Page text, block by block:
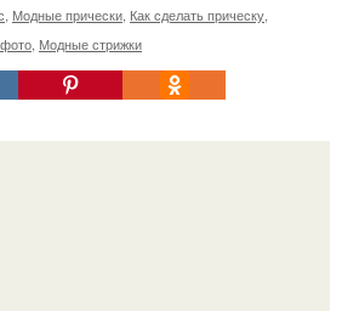
Модные прически Как сделать прическу
Модные стрижки